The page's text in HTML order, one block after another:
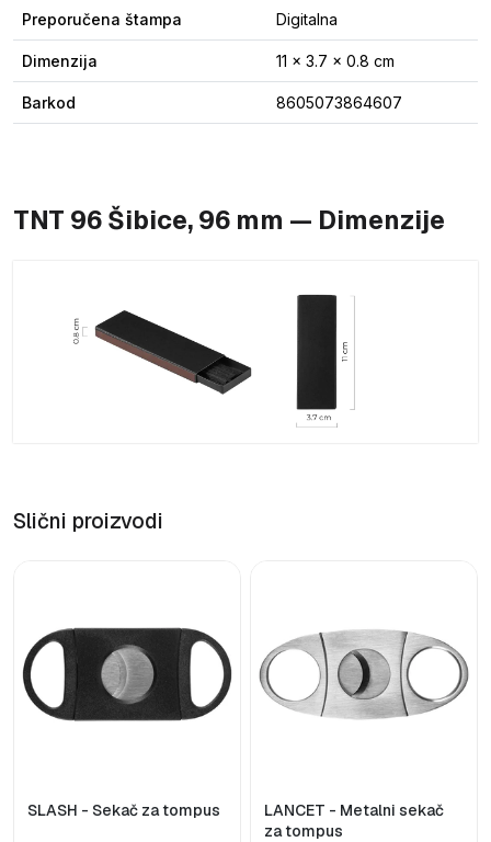
Preporučena štampa Digitalna
Dimenzija 11 x 3.7 x 0.8 cm
Barkod 8605073864607
TNT 96 Šibice, 96 mm — Dimenzije
Slični proizvodi
SLASH - Sekač za tompus
LANCET - Metalni sekač
za tompus